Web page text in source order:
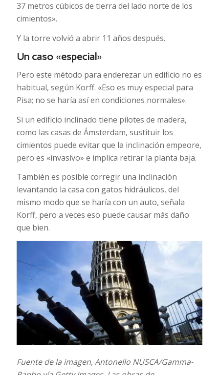
37 metros cúbicos de tierra del lado norte de los
cimientos».
Y la torre volvió a abrir 11 años después.
Un caso «especial»
Pero este método para enderezar un edificio no es
habitual, según Korff. «Eso es muy especial para
Pisa; no se haría así en condiciones normales».
Si un edificio inclinado tiene pilotes de madera,
como las casas de Ámsterdam, sustituir los
cimientos puede evitar que la inclinación empeore,
pero es «invasivo» e implica retirar la planta baja.
También es posible corregir una inclinación
levantando la casa con gatos hidráulicos, del
mismo modo que se haría con un auto, señala
Korff, pero a veces eso puede causar más daño
que bien.
Fuente de la imagen,Antonello NUSCA/Gamma-